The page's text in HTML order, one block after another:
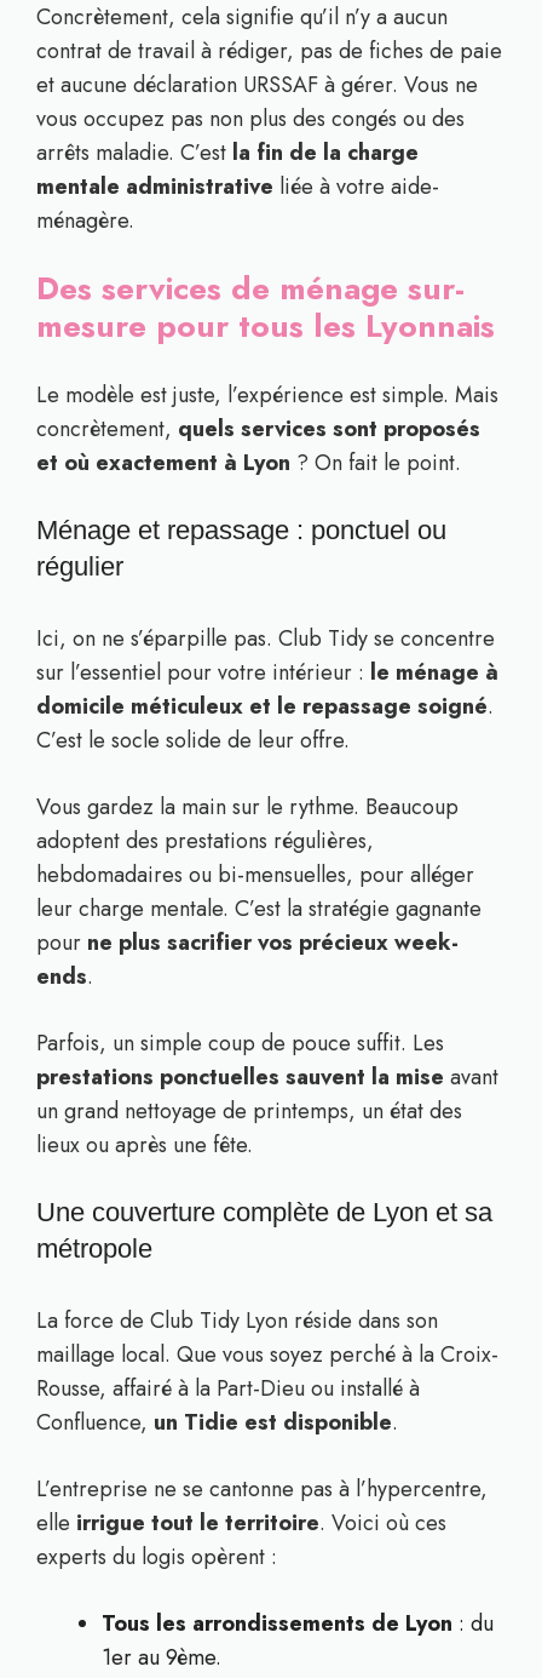
Concrètement, cela signifie qu’il n’y a aucun
contrat de travail à rédiger, pas de fiches de paie
et aucune déclaration URSSAF à gérer. Vous ne
vous occupez pas non plus des congés ou des
arrêts maladie. C’est la fin de la charge
mentale administrative liée à votre aide-
ménagère.
Des services de ménage sur-
mesure pour tous les Lyonnais
Le modèle est juste, l’expérience est simple. Mais
concrètement, quels services sont proposés
et où exactement à Lyon ? On fait le point.
Ménage et repassage : ponctuel ou
régulier
Ici, on ne s’éparpille pas. Club Tidy se concentre
sur l’essentiel pour votre intérieur : le ménage à
domicile méticuleux et le repassage soigné.
C’est le socle solide de leur offre.
Vous gardez la main sur le rythme. Beaucoup
adoptent des prestations régulières,
hebdomadaires ou bi-mensuelles, pour alléger
leur charge mentale. C’est la stratégie gagnante
pour ne plus sacrifier vos précieux week-
ends.
Parfois, un simple coup de pouce suffit. Les
prestations ponctuelles sauvent la mise avant
un grand nettoyage de printemps, un état des
lieux ou après une fête.
Une couverture complète de Lyon et sa
métropole
La force de Club Tidy Lyon réside dans son
maillage local. Que vous soyez perché à la Croix-
Rousse, affairé à la Part-Dieu ou installé à
Confluence, un Tidie est disponible.
L’entreprise ne se cantonne pas à l’hypercentre,
elle irrigue tout le territoire. Voici où ces
experts du logis opèrent :
Tous les arrondissements de Lyon : du
1er au 9ème.